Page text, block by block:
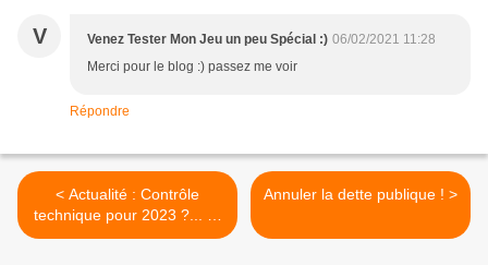
V Venez Tester Mon Jeu un peu Spécial :) 06/02/2021 11:28
Merci pour le blog :) passez me voir
Répondre
< Actualité : Contrôle
technique pour 2023 ?... Et
circulation interfile !
Annuler la dette publique ! >